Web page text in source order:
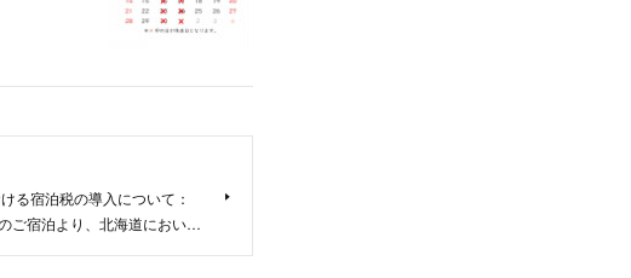
る宿泊税の導入について：
ご宿泊より、北海道におい…